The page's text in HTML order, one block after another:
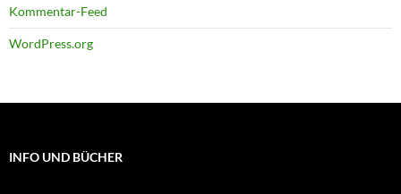
Kommentar-Feed
WordPress.org
INFO UND BÜCHER